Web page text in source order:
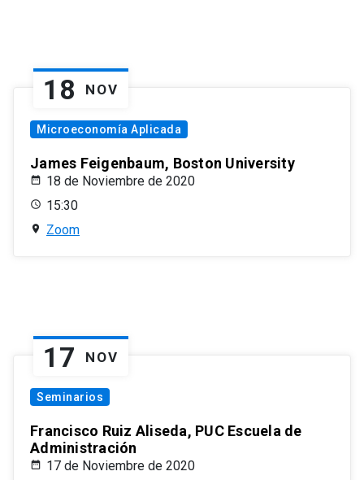
18 NOV
Microeconomía Aplicada
James Feigenbaum, Boston University
18 de Noviembre de 2020
15:30
Zoom
17 NOV
Seminarios
Francisco Ruiz Aliseda, PUC Escuela de
Administración
17 de Noviembre de 2020